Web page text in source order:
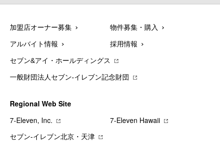
加盟店オーナー募集 物件募集・購入
アルバイト情報 採用情報
セブン&アイ・ホールディングス
一般財団法人セブン-イレブン記念財団
Regional Web Site
7‐Eleven, Inc.
7‐Eleven Hawaii
セブン‐イレブン北京・天津